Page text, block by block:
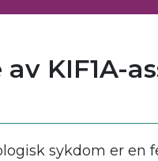
KIF1A-
sykdom er